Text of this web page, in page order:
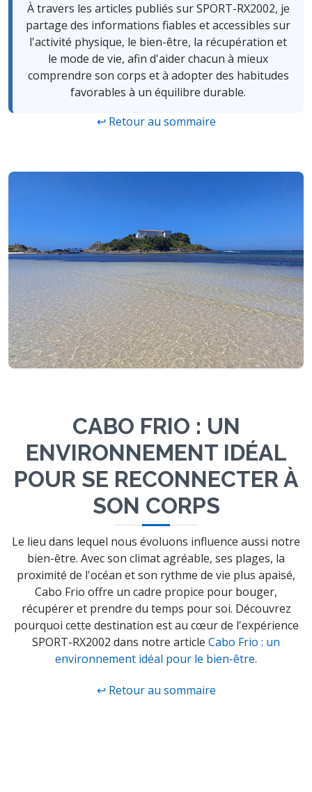
À travers les articles publiés sur SPORT-RX2002, je
partage des informations fiables et accessibles sur
l'activité physique, le bien-être, la récupération et
le mode de vie, afin d'aider chacun à mieux
comprendre son corps et à adopter des habitudes
favorables à un équilibre durable.
↩ Retour au sommaire
CABO FRIO : UN
ENVIRONNEMENT IDÉAL
POUR SE RECONNECTER À
SON CORPS
Le lieu dans lequel nous évoluons influence aussi notre
bien-être. Avec son climat agréable, ses plages, la
proximité de l'océan et son rythme de vie plus apaisé,
Cabo Frio offre un cadre propice pour bouger,
récupérer et prendre du temps pour soi. Découvrez
pourquoi cette destination est au cœur de l'expérience
SPORT-RX2002 dans notre article Cabo Frio : un
environnement idéal pour le bien-être.
↩ Retour au sommaire